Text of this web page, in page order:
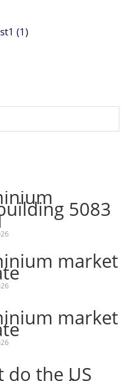
(1)
5083
market
market
do the US